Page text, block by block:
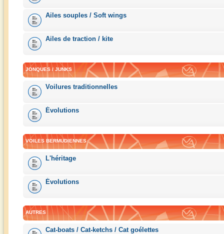
Ailes souples / Soft wings
Ailes de traction / kite
JONQUES / JUNKS
Voilures traditionnelles
Évolutions
VOILES BERMUDIENNES
L'héritage
Évolutions
AUTRES
Cat-boats / Cat-ketchs / Cat goélettes